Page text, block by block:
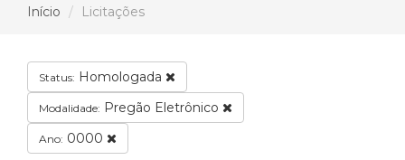
Início Licitações
Status: Homologada
Modalidade: Pregão Eletrônico
Ano: 0000